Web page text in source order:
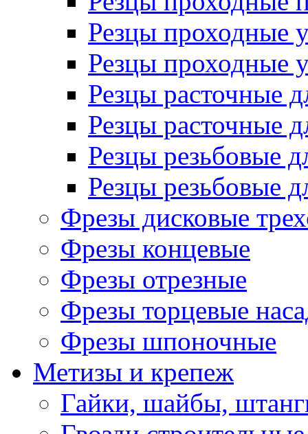
Резцы проходные
Резцы проходные
Резцы расточные
Резцы расточные
Резцы резьбовые
Резцы резьбовые
Фрезы дисковые
Фрезы концевые
Фрезы отрезные
Фрезы торцевые
Фрезы шпоночные
Метизы и крепеж
Гайки, шайбы,